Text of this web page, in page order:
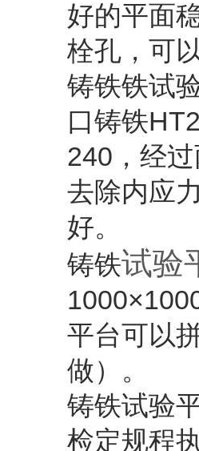
好的平面
栓孔，可
铸铁铁试
口铸铁
240 ，经
去除内应
好。
铸铁试验
平台可以
做）。
铸铁试验
检定规程